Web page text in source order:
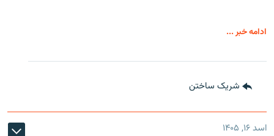
ادامه خبر ...
شریک ساختن
اسد ۱۶, ۱۴۰۵